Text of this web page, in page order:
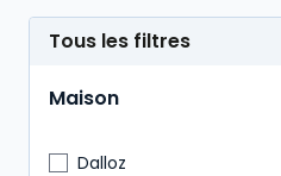
Tous les filtres
Maison
Dalloz